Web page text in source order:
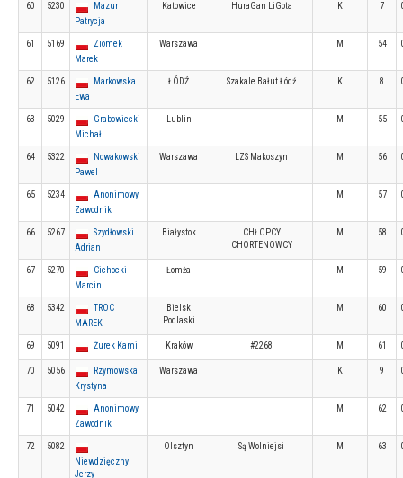
60 5230
Mazur
Patrycja
Katowice HuraGan LiGota K 7
61 5169
Ziomek
Marek
Warszawa M 54
62 5126
Markowska
Ewa
ŁÓDŹ Szakale Bałut Łódź K 8
63 5029
Grabowiecki
Michał
Lublin M 55
64 5322
Nowakowski
Pawel
Warszawa LZS Makoszyn M 56
65 5234
Anonimowy
Zawodnik
M 57
66 5267
Szydłowski
Adrian
Białystok
CHŁOPCY
CHORTENOWCY
M 58
67 5270
Cichocki
Marcin
Łomża M 59
68 5342
TROC
MAREK
Bielsk
Podlaski
M 60
69 5091 Żurek Kamil Kraków #2268 M 61
70 5056
Rzymowska
Krystyna
Warszawa K 9
71 5042
Anonimowy
Zawodnik
M 62
72
5082
Niewdzięczny
Jerzy
Olsztyn Są Wolniejsi M 63